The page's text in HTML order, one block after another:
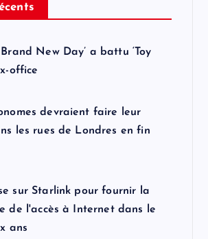
New Day’ a battu ‘Toy
office
devraient faire leur
les rues de Londres en fin
sur Starlink pour fournir la
de l'accès à Internet dans le
ans